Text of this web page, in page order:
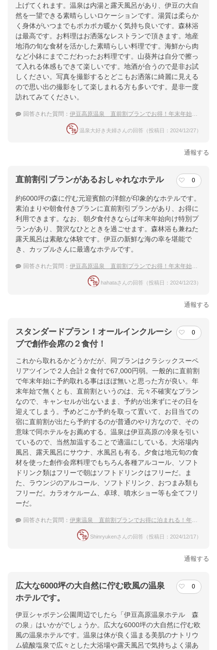
上げてくれます。温泉は内湯と露天風呂があり、伊豆の大自
然を一望できる素晴らしいロケーションです。湯質は柔らか
く身体がいつまでもポカポカ暖かく気持ち良いです。森林浴
は最高です。お料理はお洒落なレストランで頂きます。地産
地消の旬な食材を活かした素晴らしい料理です。海鮮から肉
など小鉢にまでこだわったお料理です。山葵丼は自分で擦っ
て入れる体感もできて楽しいです。地酒が合うので是非お試
しください。写真を撮影するとどこもお洒落に綺麗に見える
ので思い出の撮影をして楽しまれる方も多いです。是非一度
訪れてみてください。
回答された質問： 伊豆高原温泉 直前割プランでお得！年末年始におすすめの温泉宿
温泉大好き夫婦さんの回答（投稿日：2024/12/27）
通報する
直前割引プランがあるおしゃれなホテル 0
約6000坪の森に佇む元迎賓館の洋館が印象的なホテルです。
素泊まりや朝食付きプランに直前割引プランがあり、お得に
利用できます。なお、朝夕食付きならば年末年始向け特別プ
ランがあり、贅沢なひとときを過ごせます。森林浴も兼ねた
露天風呂は素敵な体験です。伊豆の新鮮な海の幸を堪能で
き、カップルさんに最適なホテルです。
回答された質問： 伊豆高原温泉 直前割プランでお得！年末年始におすすめの温泉宿
hahataさんの回答（投稿日：2024/12/23）
通報する
スタンダードプラン！オールインクルーシ
ブで創作会席の２食付！
0
これから取れるかどうかだが、同プランはクラシックスーペ
リアツインで２人合計２食付で67,000円弱。一般的に直前割
で年末年始に予約取れる事はほぼ無いと思った方が良い。年
末年始で無くとも、直前割というのは、元々不確実なプラン
なので、キャンセルが出ないまま、予約が出来ずにその日を
迎えてしまう。予めどこか予約を取って置いて、お目当ての
宿に直前割が出たら予約するのが普通のやり方なので、その
意味で同ホテルをお薦めする。温泉は伊豆高原の冷泉を引い
ているので、当然加温することで適温にしている。大浴場内
風呂、露天風呂にサウナ、水風呂も有る。夕食は地元旬の食
材を使った創作会席料理でもちろん各種アルコール、ソフト
ドリンク類はフリーで朝はソフトドリンクはフリーだ。ま
た、ラウンジのアルコール、ソフトドリンク、おつまみ類も
フリーだ。カラオケルーム、卓球、噴水ショー等も全てフリ
ーだ。
回答された質問： 伊東温泉 直前割プランでお得に泊まれる！年末年始におすすめの温泉宿
Shinryukenさんの回答（投稿日：2024/12/17）
通報する
広大な6000坪の大自然に佇む欧風の温泉
ホテルです。
0
伊豆シャボテン公園周辺でしたら「伊豆高原温泉ホテル 森
の泉」はいかがでしょうか。広大な6000坪の大自然に佇む欧
風の温泉ホテルです。温泉は体が良く温まる美肌のナトリウ
ム硫酸塩泉で広々とした大浴場や露天風呂で気持ちよく湯あ